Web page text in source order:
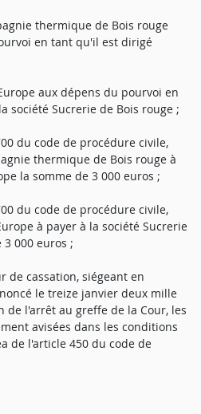
thermique de Bois rouge
en tant qu'il est dirigé
aux dépens du pourvoi en
société Sucrerie de Bois rouge ;
du code de procédure civile,
thermique de Bois rouge à
la somme de 3 000 euros ;
du code de procédure civile,
à payer à la société Sucrerie
000 euros ;
de cassation, siégeant en
le treize janvier deux mille
de l'arrêt au greffe de la Cour, les
avisées dans les conditions
de l'article 450 du code de